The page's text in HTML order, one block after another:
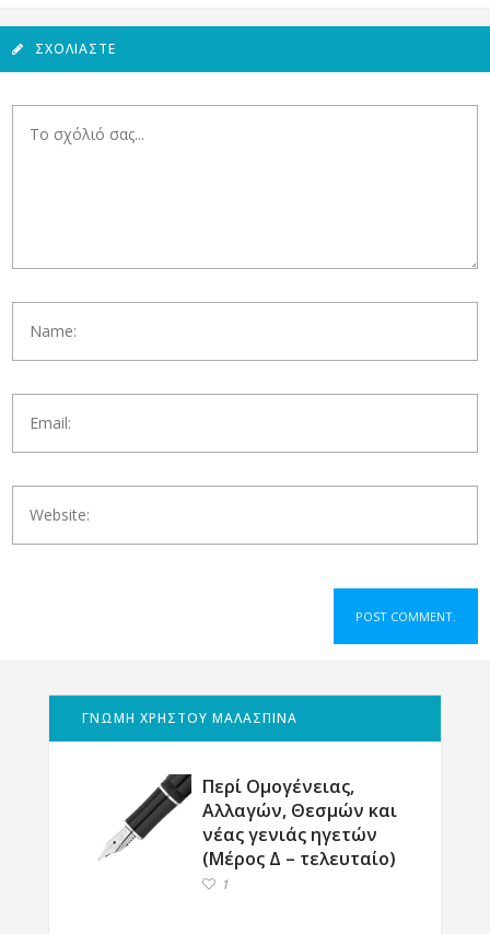
ΣΧΟΛΙΆΣΤΕ
ΓΝΩΜΗ ΧΡΗΣΤΟΥ ΜΑΛΑΣΠΙΝΑ
Περί Ομογένειας,
Αλλαγών, Θεσμών και
νέας γενιάς ηγετών
(Μέρος Δ – τελευταίο)
1